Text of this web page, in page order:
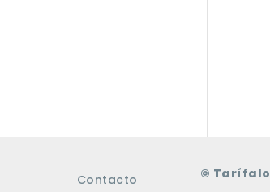
Contacto © Tarífalo